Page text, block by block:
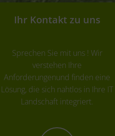
Ihr Kontakt zu uns
Sprechen Sie mit uns ! Wir
verstehen Ihre
Anforderungenund finden eine
Lösung, die sich nahtlos in Ihre IT
Landschaft integriert.